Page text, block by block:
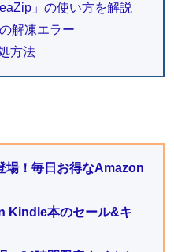
」の使い方を解説
解凍エラー
方法
！毎日お得なAmazon
Kindle本のセール&キ